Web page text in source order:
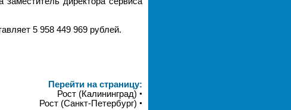
5 958 449 969 рублей.
Перейти на страницу:
Рост (Калининград)
Рост (Санкт-Петербург)